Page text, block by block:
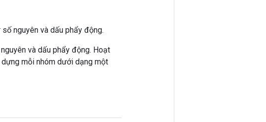
nguyên và dấu phẩy động.
và dấu phẩy động. Hoạt
dựng mỗi nhóm dưới dạng một